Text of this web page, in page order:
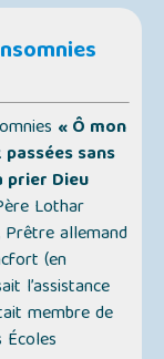
« Ô mon
sans
prier Dieu
Lothar
Prêtre allemand
(en
l’assistance
membre de